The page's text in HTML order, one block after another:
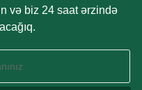
və biz 24 saat ərzində